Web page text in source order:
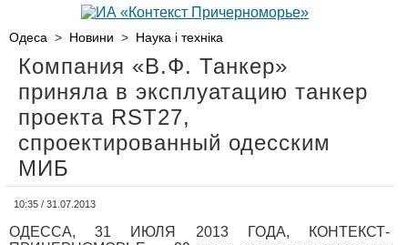
Одеса > Новини > Наука і техніка
Компания «В.Ф. Танкер»
приняла в эксплуатацию танкер
проекта RST27,
спроектированный одесским
МИБ
10:35 / 31.07.2013
ОДЕССА, 31 ИЮЛЯ 2013 ГОДА, КОНТЕКСТ-